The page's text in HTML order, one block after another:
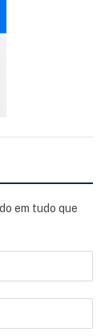
em tudo que